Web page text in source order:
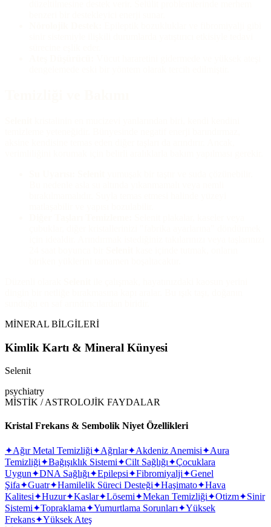
MİNERAL BİLGİLERİ
Kimlik Kartı & Mineral Künyesi
Selenit
psychiatry
MİSTİK / ASTROLOJİK FAYDALAR
Kristal Frekans & Sembolik Niyet Özellikleri
✦Ağır Metal Temizliği✦Ağrılar✦Akdeniz Anemisi✦Aura
Temizliği✦Bağışıklık Sistemi✦Cilt Sağlığı✦Çocuklara
Uygun✦DNA Sağlığı✦Epilepsi✦Fibromiyalji✦Genel
Şifa✦Guatr✦Hamilelik Süreci Desteği✦Haşimato✦Hava
Kalitesi✦Huzur✦Kaslar✦Lösemi✦Mekan Temizliği✦Otizm✦Sinir
Sistemi✦Topraklama✦Yumurtlama Sorunları✦Yüksek
Frekans✦Yüksek Ateş